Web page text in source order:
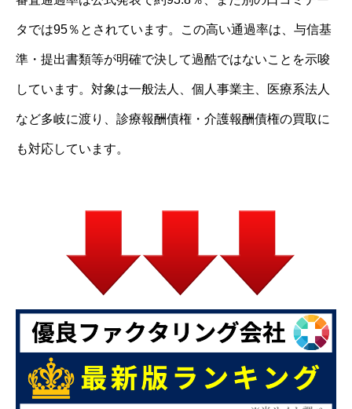
タでは95％とされています。この高い通過率は、与信基
準・提出書類等が明確で決して過酷ではないことを示唆
しています。対象は一般法人、個人事業主、医療系法人
など多岐に渡り、診療報酬債権・介護報酬債権の買取に
も対応しています。